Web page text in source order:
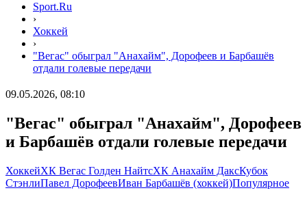
Sport.Ru
›
Хоккей
›
"Вегас" обыграл "Анахайм", Дорофеев и Барбашёв
отдали голевые передачи
09.05.2026, 08:10
"Вегас" обыграл "Анахайм", Дорофеев
и Барбашёв отдали голевые передачи
ХоккейХК Вегас Голден НайтсХК Анахайм ДаксКубок
СтэнлиПавел ДорофеевИван Барбашёв (хоккей)Популярное